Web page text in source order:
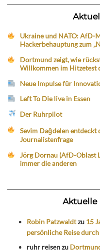
Ukraine und NATO: AfD-
Hackerbehauptung zum
Dortmund zeigt, wie
Willkommen im Hitzetest
Neue Impulse für
Left To Die live in Essen
Der Ruhrpilot
Sevim Dağdelen
Journalistenfrage
Jörg Dornau (AfD-Oblast
immer die anderen
Aktuelle
Robin Patzwaldtzu 15
persönliche Reise
ruhr reisenzu